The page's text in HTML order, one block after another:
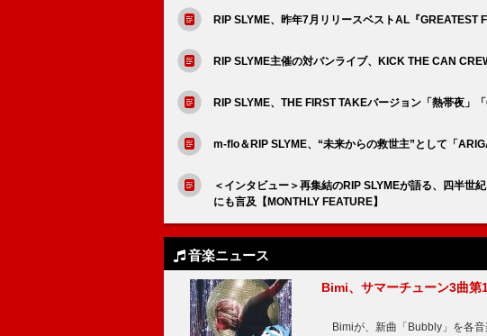
RIP SLYME、昨年7月リリースベストAL『GREATEST
RIP SLYME主催の対バンライブ、KICK THE CAN
RIP SLYME、THE FIRST TAKEバージョン「熱帯夜」
m-flo＆RIP SLYME、“未来からの救世主”として「
＜インタビュー＞再集結のRIP SLYMEが語る、四半
にも言及【MONTHLY FEATURE】
音楽ニュース
Bimi、サマーチューン3曲
Bimiが、新曲「Bubbly」を各